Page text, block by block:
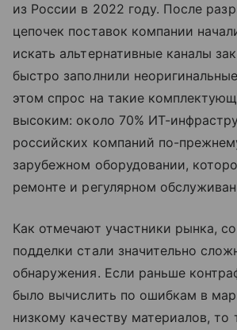
из России в 2022 году. После
цепочек поставок компании
искать альтернативные каналы
быстро заполнили
этом спрос на такие
высоким: около 70% ИТ-
российских компаний по-
зарубежном оборудовании,
ремонте и регулярном
Как отмечают участники рынка,
подделки стали значительно
обнаружения. Если раньше
было вычислить по ошибкам в
низкому качеству материалов, то